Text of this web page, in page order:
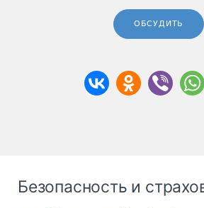
ОБСУДИТЬ
Безопасность и